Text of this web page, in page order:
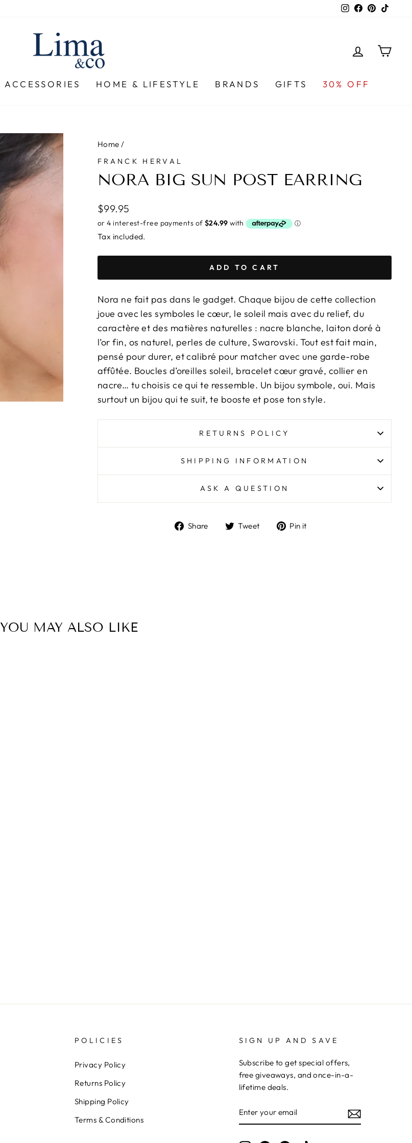
Instagram
Facebook
Pinterest
LOG IN
ACCESSORIES HOME & LIFESTYLE BRANDS GIFTS 30% OFF
Home /
FRANCK HERVAL
NORA BIG SUN POST EARRING
Regular
price
$99.95
Tax included.
ADD TO CART
Nora ne fait pas dans le gadget. Chaque bijou de cette collection
joue avec les symboles le cœur, le soleil mais avec du relief, du
caractère et des matières naturelles : nacre blanche, laiton doré à
l’or fin, os naturel, perles de culture, Swarovski. Tout est fait main,
pensé pour durer, et calibré pour matcher avec une garde-robe
affûtée. Boucles d’oreilles soleil, bracelet cœur gravé, collier en
nacre… tu choisis ce qui te ressemble. Un bijou symbole, oui. Mais
surtout un bijou qui te suit, te booste et pose ton style.
RETURNS POLICY
SHIPPING INFORMATION
ASK A QUESTION
Share
ShareTweet
TweetPin it
YOU MAY ALSO LIKE
POLICIES
Privacy Policy
Returns Policy
Shipping Policy
Terms & Conditions
SIGN UP AND SAVE
Subscribe to get special offers,
free giveaways, and once-in-a-
lifetime deals.
YOUR
EMAIL